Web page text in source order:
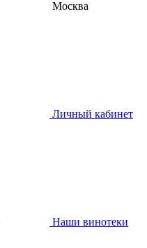
Москва
Личный кабинет
Наши винотеки